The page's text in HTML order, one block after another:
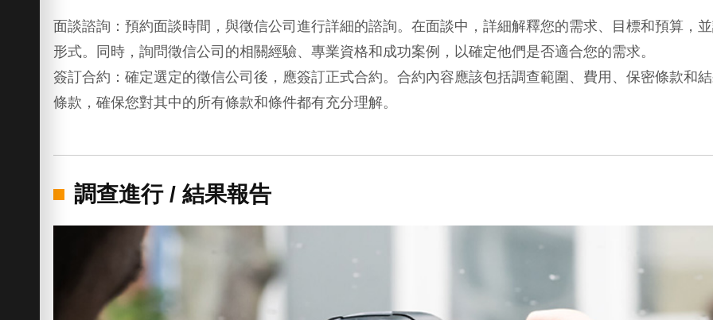
面談諮詢：預約面談時間，與徵信公司進行詳細的諮詢。在面談中，詳細解釋您的需求、目標和預算，
形式。同時，詢問徵信公司的相關經驗、專業資格和成功案例，以確定他們是否適合您的需求。
簽訂合約：確定選定的徵信公司後，應簽訂正式合約。合約內容應該包括調查範圍、費用、保密條款和
條款，確保您對其中的所有條款和條件都有充分理解。
調查進行 / 結果報告